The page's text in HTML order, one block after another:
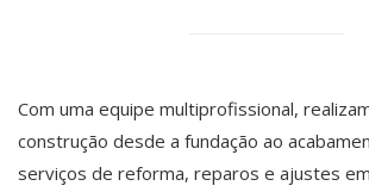
Com uma equipe multiprofissional,
construção desde a fundação ao
serviços de reforma, reparos e ajustes